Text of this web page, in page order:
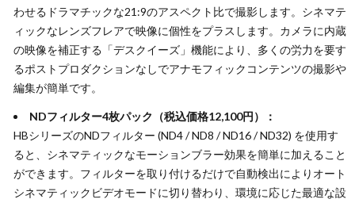
わせるドラマチックな21:9のアスペクト比で撮影します。シネマテ
ィックなレンズフレアで映像に個性をプラスします。カメラに内蔵
の映像を補正する「デスクイーズ」機能により、多くの労力を要す
るポストプロダクションなしでアナモフィックコンテンツの撮影や
編集が簡単です。
NDフィルター4枚パック（税込価格12,100円）：
HBシリーズのNDフィルター (ND4 / ND8 / ND16 / ND32) を使用す
ると、シネマティックなモーションブラー効果を簡単に加えること
ができます。フィルターを取り付けるだけで自動検出によりオート
シネマティックビデオモードに切り替わり、環境に応じた最適な設